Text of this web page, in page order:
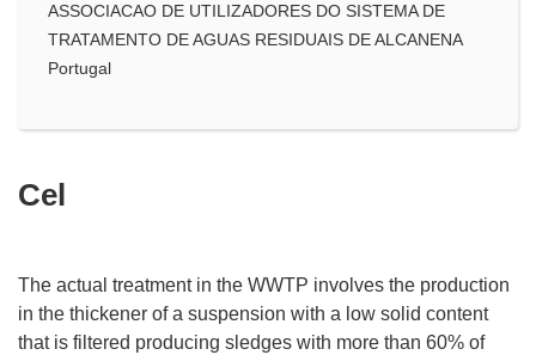
ASSOCIACAO DE UTILIZADORES DO SISTEMA DE
TRATAMENTO DE AGUAS RESIDUAIS DE ALCANENA
Portugal
Cel
The actual treatment in the WWTP involves the production
in the thickener of a suspension with a low solid content
that is filtered producing sledges with more than 60% of